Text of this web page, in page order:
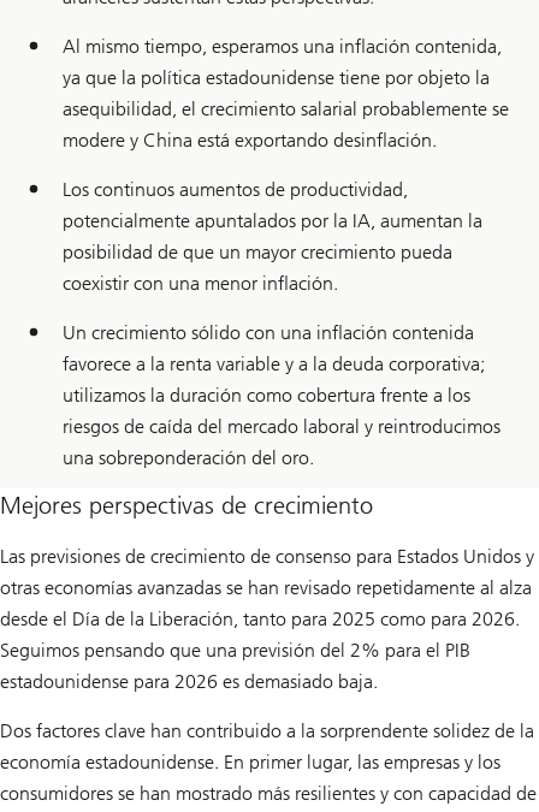
Al mismo tiempo, esperamos una inflación contenida,
ya que la política estadounidense tiene por objeto la
asequibilidad, el crecimiento salarial probablemente se
modere y China está exportando desinflación.
Los continuos aumentos de productividad,
potencialmente apuntalados por la IA, aumentan la
posibilidad de que un mayor crecimiento pueda
coexistir con una menor inflación.
Un crecimiento sólido con una inflación contenida
favorece a la renta variable y a la deuda corporativa;
utilizamos la duración como cobertura frente a los
riesgos de caída del mercado laboral y reintroducimos
una sobreponderación del oro.
Mejores perspectivas de crecimiento
Las previsiones de crecimiento de consenso para Estados Unidos y
otras economías avanzadas se han revisado repetidamente al alza
desde el Día de la Liberación, tanto para 2025 como para 2026.
Seguimos pensando que una previsión del 2% para el PIB
estadounidense para 2026 es demasiado baja.
Dos factores clave han contribuido a la sorprendente solidez de la
economía estadounidense. En primer lugar, las empresas y los
consumidores se han mostrado más resilientes y con capacidad de